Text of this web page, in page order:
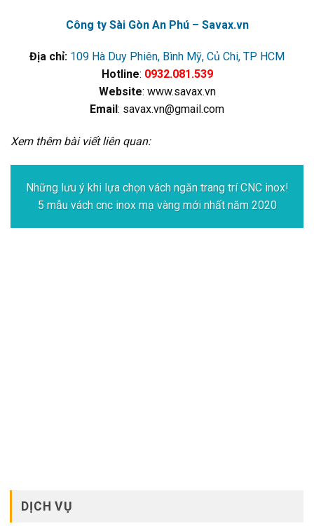
Công ty Sài Gòn An Phú – Savax.vn
Địa chỉ: 109 Hà Duy Phiên, Bình Mỹ, Củ Chi, TP HCM
Hotline: 0932.081.539
Website: www.savax.vn
Email : savax.vn@gmail.com
Xem thêm bài viết liên quan:
Những lưu ý khi lựa chọn vách ngăn trang trí CNC inox!
5 mẫu vách cnc inox mạ vàng mới nhất năm 2020
DỊCH VỤ